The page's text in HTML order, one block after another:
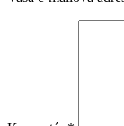
navigáciu